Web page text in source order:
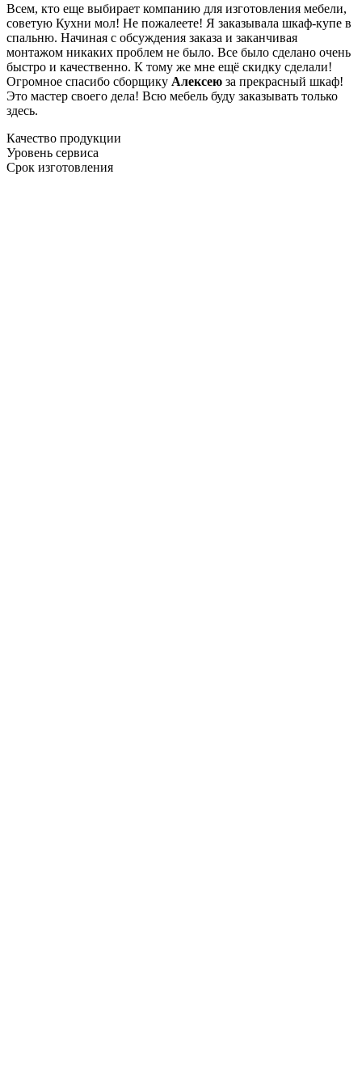
Всем, кто еще выбирает компанию для изготовления мебели,
советую Кухни мол! Не пожалеете! Я заказывала шкаф-купе в
спальню. Начиная с обсуждения заказа и заканчивая
монтажом никаких проблем не было. Все было сделано очень
быстро и качественно. К тому же мне ещё скидку сделали!
Огромное спасибо сборщику Алексею за прекрасный шкаф!
Это мастер своего дела! Всю мебель буду заказывать только
здесь.
Качество продукции
Уровень сервиса
Срок изготовления